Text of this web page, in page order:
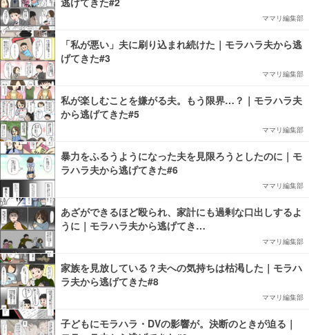
ママリ編集部
「私が悪い」夫に刷り込まれ続けた｜モラハラ夫から逃
げてきた#3
ママリ編集部
私が楽しむことを嫌がる夫。もう限界…？｜モラハラ夫
から逃げてきた#5
ママリ編集部
暴力をふるうようになった夫を見限ろうとしたのに｜モ
ラハラ夫から逃げてきた#6
ママリ編集部
あざができるほど殴られ、家計にも過剰な口出しするよ
うに｜モラハラ夫から逃げてき…
ママリ編集部
家族を見放している？夫への気持ちは枯渇した｜モラハ
ラ夫から逃げてきた#8
ママリ編集部
子どもにモラハラ・DVの影響が。決断のときが迫る｜